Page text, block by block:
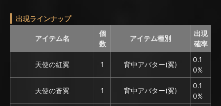
出現ラインナップ
アイテム名
個
数
アイテム種別
出現
確率
天使の紅翼 1 背中アバター(翼)
0.1
0%
天使の蒼翼 1 背中アバター(翼)
0.1
0%